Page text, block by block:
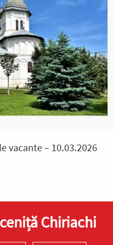
vacante – 10.03.2026
Chiriachi